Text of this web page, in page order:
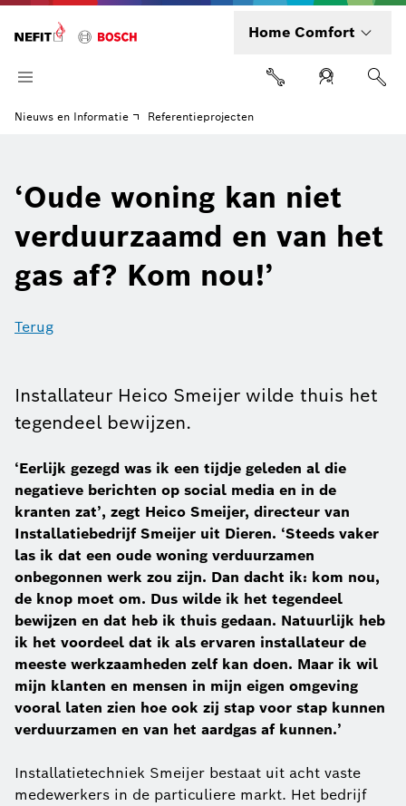
Home Comfort
Nieuws en Informatie Referentieprojecten
‘Oude woning kan niet
verduurzaamd en van het
gas af? Kom nou!’
Terug
Installateur Heico Smeijer wilde thuis het
tegendeel bewijzen.
‘Eerlijk gezegd was ik een tijdje geleden al die
negatieve berichten op social media en in de
kranten zat’, zegt Heico Smeijer, directeur van
Installatiebedrijf Smeijer uit Dieren. ‘Steeds vaker
las ik dat een oude woning verduurzamen
onbegonnen werk zou zijn. Dan dacht ik: kom nou,
de knop moet om. Dus wilde ik het tegendeel
bewijzen en dat heb ik thuis gedaan. Natuurlijk heb
ik het voordeel dat ik als ervaren installateur de
meeste werkzaamheden zelf kan doen. Maar ik wil
mijn klanten en mensen in mijn eigen omgeving
vooral laten zien hoe ook zij stap voor stap kunnen
verduurzamen en van het aardgas af kunnen.’
Installatietechniek Smeijer bestaat uit acht vaste
medewerkers in de particuliere markt. Het bedrijf